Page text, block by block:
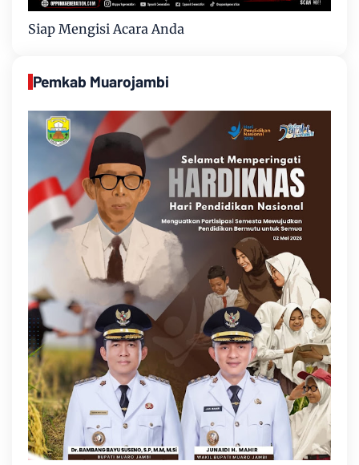
Siap Mengisi Acara Anda
Pemkab Muarojambi